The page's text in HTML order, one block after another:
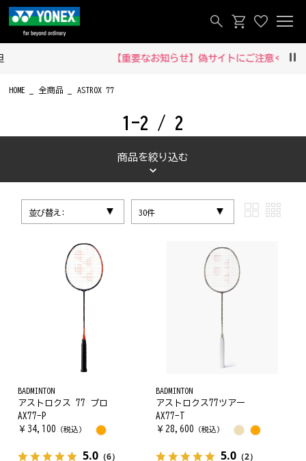
【重要なお知らせ】偽サイトにご注意ください‼
HOME 全商品 ASTROX 77
1-2 / 2
商品を絞り込む
並び替え: 30件
BADMINTON
アストロクス 77 プロ
AX77-P
￥ 34,100 （税込）
5.0 （6）
BADMINTON
アストロクス77ツアー
AX77-T
￥ 28,600 （税込）
5.0（2）